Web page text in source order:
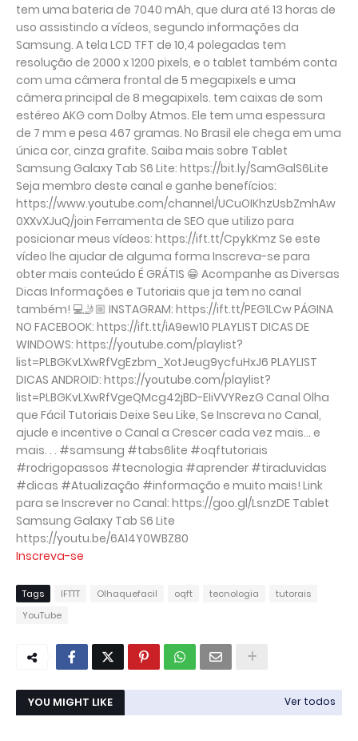
tem uma bateria de 7040 mAh, que dura até 13 horas de
uso assistindo a vídeos, segundo informações da
Samsung. A tela LCD TFT de 10,4 polegadas tem
resolução de 2000 x 1200 pixels, e o tablet também conta
com uma câmera frontal de 5 megapixels e uma
câmera principal de 8 megapixels. tem caixas de som
estéreo AKG com Dolby Atmos. Ele tem uma espessura
de 7 mm e pesa 467 gramas. No Brasil ele chega em uma
única cor, cinza grafite. Saiba mais sobre Tablet
Samsung Galaxy Tab S6 Lite: https://bit.ly/SamGalS6Lite
Seja membro deste canal e ganhe benefícios:
https://www.youtube.com/channel/UCuOIKhzUsbZmhAw
0XXvXJuQ/join Ferramenta de SEO que utilizo para
posicionar meus vídeos: https://ift.tt/CpykKmz Se este
vídeo lhe ajudar de alguma forma Inscreva-se para
obter mais conteúdo É GRÁTIS 😁 Acompanhe as Diversas
Dicas Informações e Tutoriais que ja tem no canal
também! 💻🤳🏼 INSTAGRAM: https://ift.tt/PEG1LCw PÁGINA
NO FACEBOOK: https://ift.tt/iA9ew10 PLAYLIST DICAS DE
WINDOWS: https://youtube.com/playlist?
list=PLBGKvLXwRfVgEzbm_XotJeug9ycfuHxJ6 PLAYLIST
DICAS ANDROID: https://youtube.com/playlist?
list=PLBGKvLXwRfVgeQMcg42jBD-EIiVVYRezG Canal Olha
que Fácil Tutoriais Deixe Seu Like, Se Inscreva no Canal,
ajude e incentive o Canal a Crescer cada vez mais... e
mais. . . #samsung #tabs6lite #oqftutoriais
#rodrigopassos #tecnologia #aprender #tiraduvidas
#dicas #Atualização #informação e muito mais! Link
para se Inscrever no Canal: https://goo.gl/LsnzDE Tablet
Samsung Galaxy Tab S6 Lite
https://youtu.be/6A14Y0WBZ80
Inscreva-se
Tags IFTTT Olhaquefacil oqft tecnologia
tutorais
YouTube
YOU MIGHT LIKE Ver todos